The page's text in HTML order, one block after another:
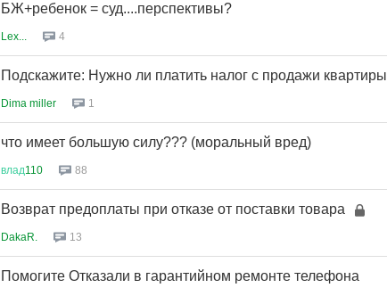
БЖ+ребенок = суд....перспективы?
Lex... 4
Подскажите: Нужно ли платить налог с продажи квартиры
Dima miller 1
что имеет большую силу??? (моральный вред)
влад110 88
Возврат предоплаты при отказе от поставки товара
DakaR. 13
Помогите Отказали в гарантийном ремонте телефона